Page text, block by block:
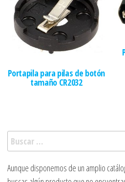
Portapila para pilas de botón
tamaño CR2032
Buscar:
Aunque disponemos de un amplio